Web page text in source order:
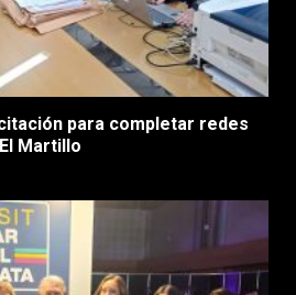
para completar redes
Martillo